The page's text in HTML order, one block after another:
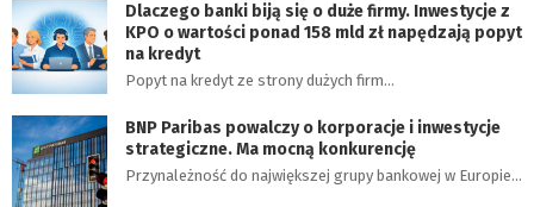
Dlaczego banki biją się o duże firmy. Inwestycje z
KPO o wartości ponad 158 mld zł napędzają popyt
na kredyt
Popyt na kredyt ze strony dużych firm…
BNP Paribas powalczy o korporacje i inwestycje
strategiczne. Ma mocną konkurencję
Przynależność do największej grupy bankowej w Europie…